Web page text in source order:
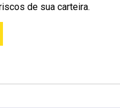
de sua carteira.